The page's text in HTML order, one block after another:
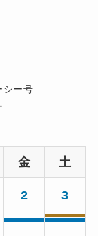
シー号
金 土
2 3